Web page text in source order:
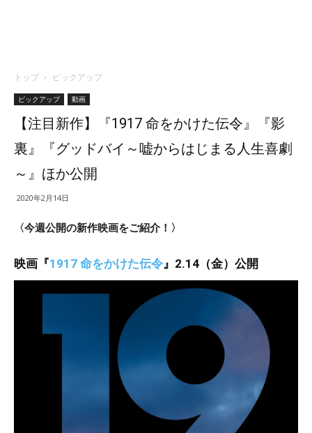
トップ ピックアップ
ピックアップ 動画
【注目新作】『1917 命をかけた伝令』『影
裏』『グッドバイ～嘘からはじまる人生喜劇
～』ほか公開
2020年2月14日
〈今週公開の新作映画をご紹介！〉
映画『1917 命をかけた伝令』 2.14（金） 公開